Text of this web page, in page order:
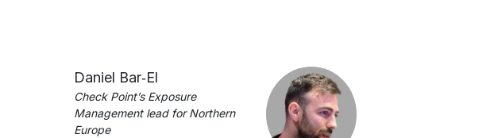
Daniel Bar‑El
Check Point’s Exposure
Management lead for Northern
Europe